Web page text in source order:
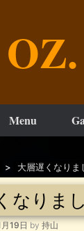
Menu
> 大層遅くなりま
なりま
19日 by 持山